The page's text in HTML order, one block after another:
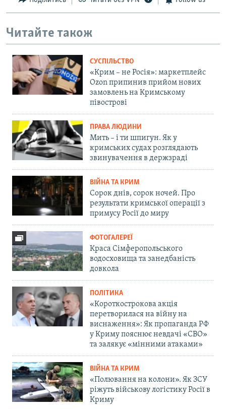
Читайте також
СУСПІЛЬСТВО
«Крим – не Росія»: маркетплейс
Ozon припинив прийом нових
замовлень на Кримському
півострові
ПРАВА ЛЮДИНИ
Мить – і ти шпигун. Як у
кримських судах розглядають
звинувачення в держзраді
ВІЙНА ТА КРИМ
Сорок днів, сорок ночей. Про
результати кримської операції з
примусу Росії до миру
ФОТОГАЛЕРЕЇ
Краса Сімферопольського
водосховища та занедбаність
довкола
ПОЛІТИКА
«Короткострокова акція
перетворилася на війну на
виснаження»: Як пропаганда РФ
у Криму пояснює невдачі «СВО»
та залякує «мінними атаками»
ВІЙНА ТА КРИМ
«Полювання на колони». Як ЗСУ
ріжуть військову логістику Росії в
Криму